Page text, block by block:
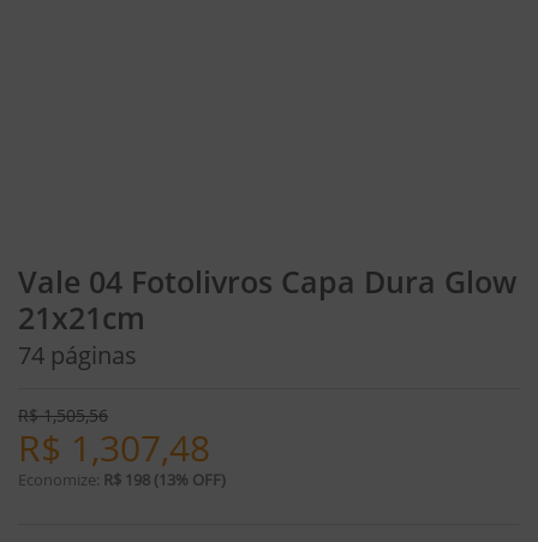
Vale 04 Fotolivros Capa Dura Glow
21x21cm
74 páginas
R$1,505,56
R$ 1,307,48
Economize: R$ 198 (13% OFF)